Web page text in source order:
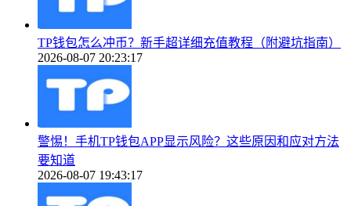
TP钱包怎么冲币？新手超详细充值教程（附避坑指南）
2026-08-07 20:23:17
警惕！手机TP钱包APP显示风险？这些原因和应对方法
要知道
2026-08-07 19:43:17